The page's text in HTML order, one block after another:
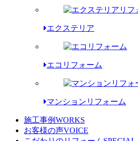
エクステリア
エコリフォーム
マンションリフォーム
施工事例WORKS
お客様の声VOICE